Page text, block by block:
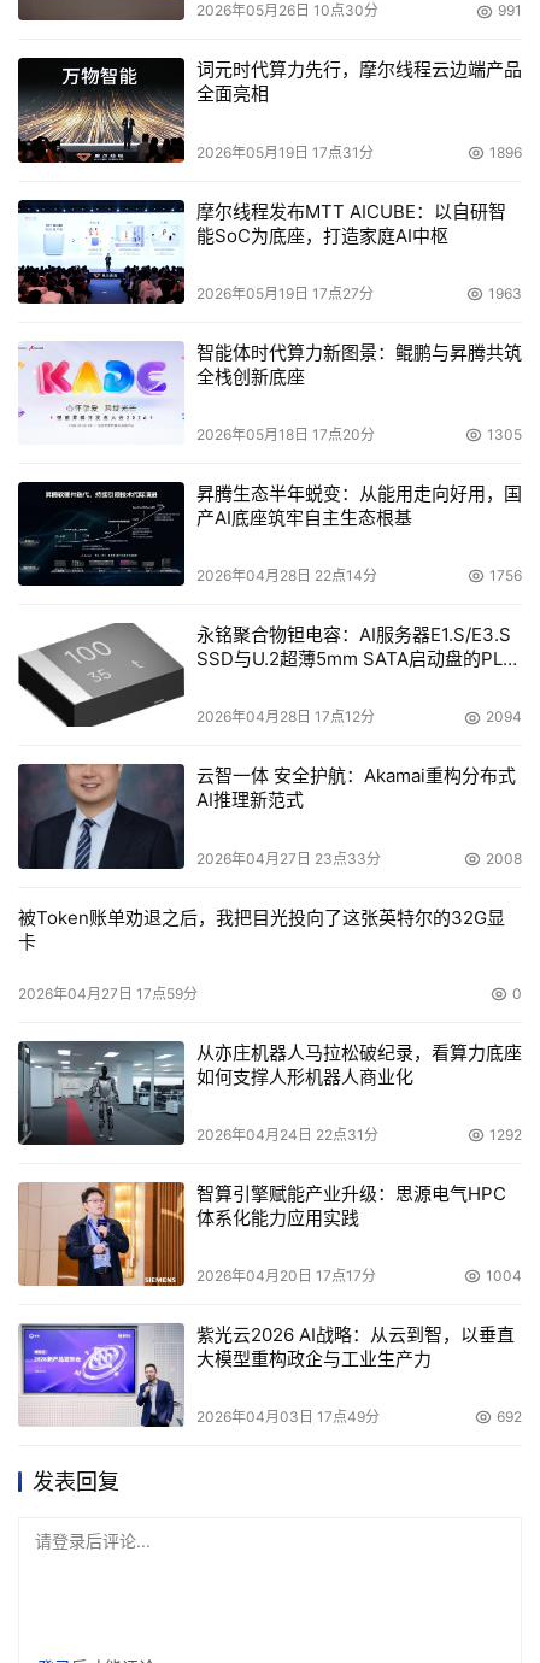
2026年05月26日 10点30分 991
词元时代算力先行，摩尔线程云边端产品
全面亮相
2026年05月19日 17点31分 1896
摩尔线程发布MTT AICUBE：以自研智
能SoC为底座，打造家庭AI中枢
2026年05月19日 17点27分 1963
智能体时代算力新图景：鲲鹏与昇腾共筑
全栈创新底座
2026年05月18日 17点20分 1305
昇腾生态半年蜕变：从能用走向好用，国
产AI底座筑牢自主生态根基
2026年04月28日 22点14分 1756
永铭聚合物钽电容：AI服务器E1.S/E3.S
SSD与U.2超薄5mm SATA启动盘的PLP
2026年04月28日 17点12分 2094
云智一体 安全护航：Akamai重构分布式
AI推理新范式
2026年04月27日 23点33分 2008
被Token账单劝退之后，我把目光投向了这张英特尔的32G显
卡
2026年04月27日 17点59分 0
从亦庄机器人马拉松破纪录，看算力底座
如何支撑人形机器人商业化
2026年04月24日 22点31分 1292
智算引擎赋能产业升级：思源电气HPC
体系化能力应用实践
2026年04月20日 17点17分 1004
紫光云2026 AI战略：从云到智，以垂直
大模型重构政企与工业生产力
2026年04月03日 17点49分 692
发表回复
请登录后评论...